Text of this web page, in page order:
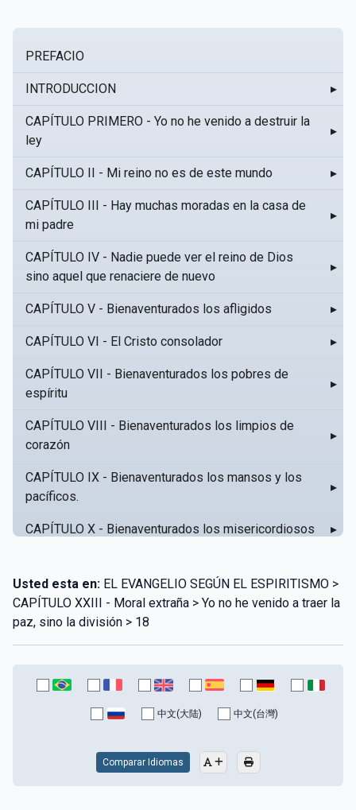
PREFACIO
INTRODUCCION ▸
CAPÍTULO PRIMERO - Yo no he venido a destruir la
ley
▸
CAPÍTULO II - Mi reino no es de este mundo ▸
CAPÍTULO III - Hay muchas moradas en la casa de
mi padre
▸
CAPÍTULO IV - Nadie puede ver el reino de Dios
sino aquel que renaciere de nuevo
▸
CAPÍTULO V - Bienaventurados los afligidos ▸
CAPÍTULO VI - El Cristo consolador ▸
CAPÍTULO VII - Bienaventurados los pobres de
espíritu
▸
CAPÍTULO VIII - Bienaventurados los limpios de
corazón
▸
CAPÍTULO IX - Bienaventurados los mansos y los
pacíficos.
▸
CAPÍTULO X - Bienaventurados los misericordiosos ▸
CAPÍTULO XII - Amad a vuestros enemigos
CAPÍTULO XIII - No sepa tu izquierda lo que hace tu
derecha
CAPÍTULO XIV - Honra a tu padre y a tu madre
CAPÍTULO XV - Sin caridad no hay salvación
Usted esta en: EL EVANGELIO SEGÚN EL ESPIRITISMO >
CAPÍTULO XXIII - Moral extraña > Yo no he venido a traer la
paz, sino la división > 18
中文(大陆) 中文(台灣)
Comparar Idiomas